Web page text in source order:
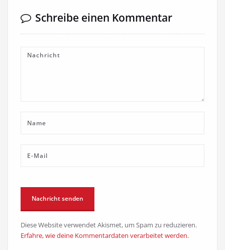
Schreibe einen Kommentar
Diese Website verwendet Akismet, um Spam zu reduzieren.
Erfahre, wie deine Kommentardaten verarbeitet werden.